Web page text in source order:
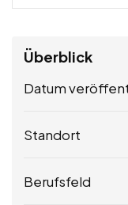
Überblick
Datum
Standort
Berufsfeld